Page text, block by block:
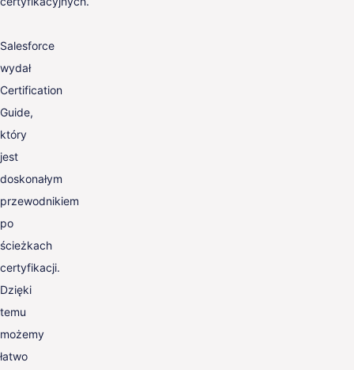
Salesforce
wydał
Certification
Guide,
który
jest
doskonałym
przewodnikiem
po
ścieżkach
certyfikacji.
Dzięki
temu
możemy
łatwo